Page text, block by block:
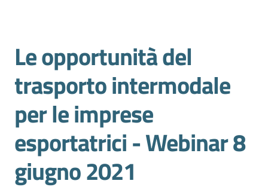
Avviare
l'Impresa
Gestire
l'Impresa
Salta al contenuto
Le opportunità del
trasporto intermodale
per le imprese
esportatrici - Webinar 8
giugno 2021